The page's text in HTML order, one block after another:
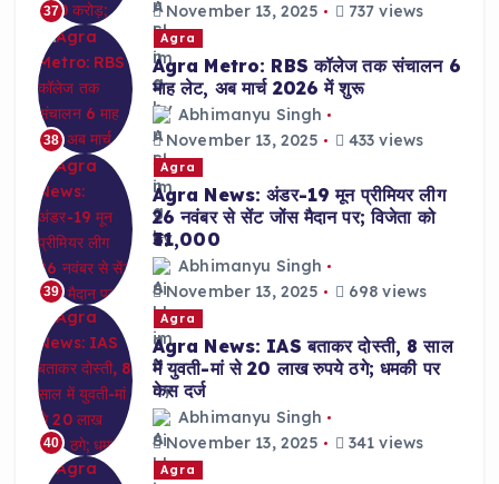
37
November 13, 2025
737 views
38
Agra
Agra Metro: RBS कॉलेज तक संचालन 6
माह लेट, अब मार्च 2026 में शुरू
Abhimanyu Singh
November 13, 2025
433 views
39
Agra
Agra News: अंडर-19 मून प्रीमियर लीग
26 नवंबर से सेंट जोंस मैदान पर; विजेता को
₹31,000
Abhimanyu Singh
November 13, 2025
698 views
40
Agra
Agra News: IAS बताकर दोस्ती, 8 साल
में युवती-मां से 20 लाख रुपये ठगे; धमकी पर
केस दर्ज
Abhimanyu Singh
November 13, 2025
341 views
Agra